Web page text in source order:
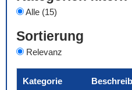
Alle (15)
Sortierung
Relevanz
Kategorie